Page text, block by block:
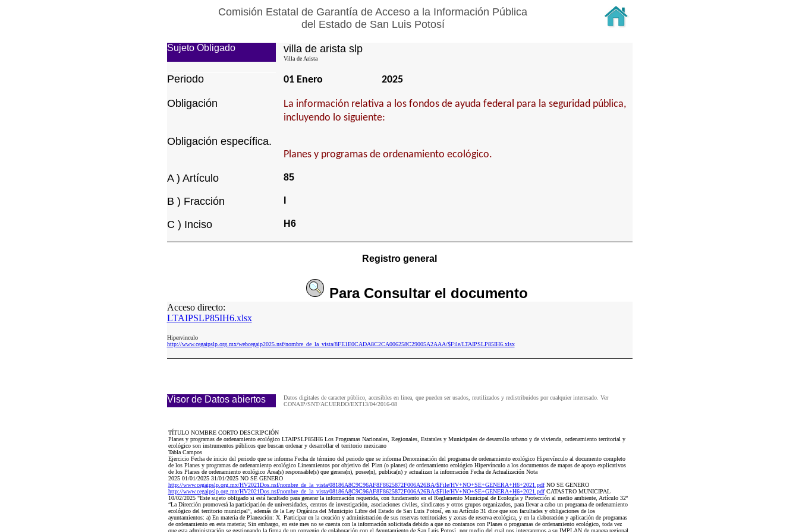
Comisión Estatal de Garantía de Acceso a la Información Pública
del Estado de San Luis Potosí
Sujeto Obligado villa de arista slp
Villa de Arista
Periodo 01 Enero 2025
Obligación
La información relativa a los fondos de ayuda federal para la seguridad pública,
incluyendo lo siguiente:
Obligación específica.
Planes y programas de ordenamiento ecológico.
A ) Artículo 85
B ) Fracción
C ) Inciso H6
Registro general
Para Consultarel documento
Acceso directo:
LTAIPSLP85IH6.xlsx
Hipervinculo
http://www.cegaipslp.org.mx/webcegaip2025.nsf/nombre_de_la_vista/8FE1E0CADA8C2CA006258C29005A2AAA/$File/LTAIPSLP85IH6.xlsx
Visor de Datos abiertos
Datos digitales de caracter público, accesibles en linea, que pueden ser usados, reutilizados y redistribuidos por cualquier interesado. Ver
CONAIP/SNT/ACUERDO/EXT13/04/2016-08
TÍTULO NOMBRE CORTO DESCRIPCIÓN
Planes y programas de ordenamiento ecológico LTAIPSLP85IH6 Los Programas Nacionales, Regionales, Estatales y Municipales de desarrollo urbano y de vivienda, ordenamiento territorial y
ecológico son instrumentos públicos que buscan ordenar y desarrollar el territorio mexicano
Tabla Campos
Ejercicio Fecha de inicio del periodo que se informa Fecha de término del periodo que se informa Denominación del programa de ordenamiento ecológico Hipervínculo al documento completo
de los Planes y programas de ordenamiento ecológico Lineamientos por objetivo del Plan (o planes) de ordenamiento ecológico Hipervínculo a los documentos de mapas de apoyo explicativos
de los Planes de ordenamiento ecológico Área(s) responsable(s) que genera(n), posee(n), publica(n) y actualizan la información Fecha de Actualización Nota
2025 01/01/2025 31/01/2025 NO SE GENERO
http://www.cegaipslp.org.mx/HV2021Dos.nsf/nombre_de_la_vista/08186A8C9C96AF8F8625872F006A26BA/$File/HV+NO+SE+GENERA+H6+2021.pdfNO SE GENERO
http://www.cegaipslp.org.mx/HV2021Dos.nsf/nombre_de_la_vista/08186A8C9C96AF8F8625872F006A26BA/$File/HV+NO+SE+GENERA+H6+2021.pdfCATASTRO MUNICIPAL
10/02/2025 "Este sujeto obligado si está facultado para generar la información requerida, con fundamento en el Reglamento Municipal de Ecología y Protección al medio ambiente, Artículo 32º
“La Dirección promoverá la participación de universidades, centros de investigación, asociaciones civiles, sindicatos y otros grupos organizados, para llevar a cabo un programa de ordenamiento
ecológico del territorio municipal”, además de la Ley Orgánica del Municipio Libre del Estado de San Luis Potosí, en su Artículo 31 dice que son facultades y obligaciones de los
ayuntamientos: a) En materia de Planeación: X. Participar en la creación y administración de sus reservas territoriales y zonas de reserva ecológica, y en la elaboración y aplicación de programas
de ordenamiento en esta materia; Sin embargo, en este mes no se cuenta con la información solicitada debido a que no contamos con Planes o programas de ordenamiento ecológico, toda vez
que esta administración se gestionando la firma de un convenio de colaboración con el Ayuntamiento de San Luis Potosí, por medio del cual nos integraremos a su IMPLAN de manera regional,